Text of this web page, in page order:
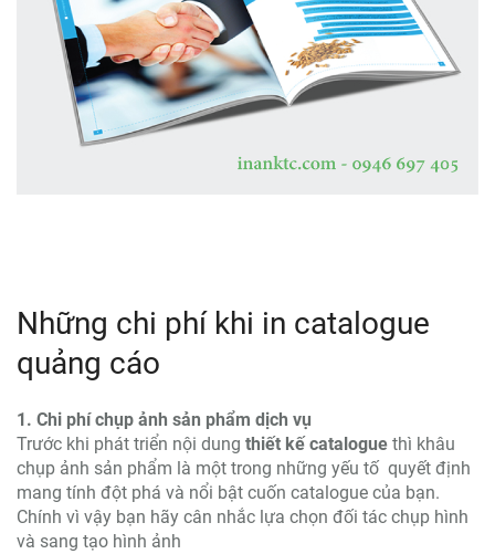
Những chi phí khi in catalogue
quảng cáo
1. Chi phí chụp ảnh sản phẩm dịch vụ
Trước khi phát triển nội dung thiết kế catalogue thì khâu
chụp ảnh sản phẩm là một trong những yếu tố quyết định
mang tính đột phá và nổi bật cuốn catalogue của bạn.
Chính vì vậy bạn hãy cân nhắc lựa chọn đối tác chụp hình
và sang tạo hình ảnh